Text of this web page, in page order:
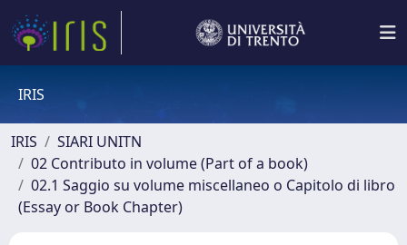
IRIS
IRIS
SIARI UNITN
02 Contributo in volume (Part of a book)
02.1 Saggio su volume miscellaneo o Capitolo di libro
(Essay or Book Chapter)